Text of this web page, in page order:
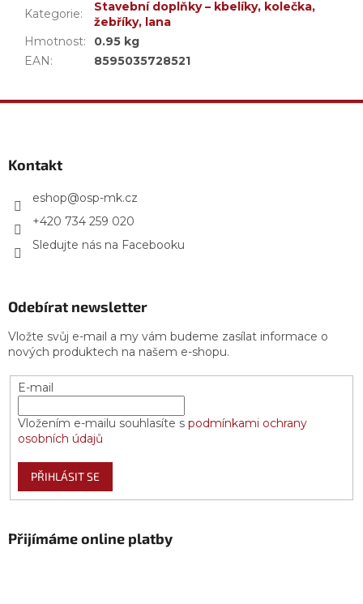
Kategorie:
Stavební doplňky – kbelíky, kolečka,
žebříky, lana
Hmotnost:
0.95 kg
EAN: 8595035728521
Kontakt
eshop@osp-mk.cz
+420 734 259 020
Sledujte nás na Facebooku
Odebírat newsletter
Vložte svůj e-mail a my vám budeme zasílat informace o
nových produktech na našem e-shopu.
E-mail
Vložením e-mailu souhlasíte s podmínkami ochrany
osobních údajů
PŘIHLÁSIT SE
Přijímáme online platby